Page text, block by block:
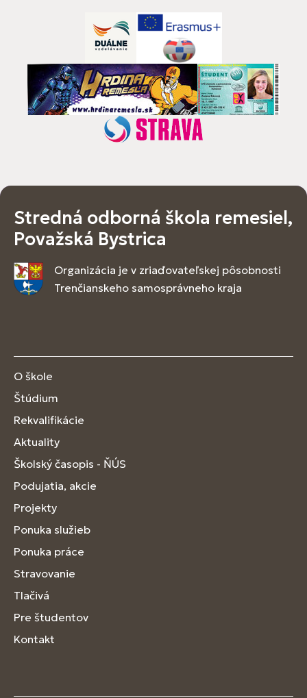
Stredná odborná škola remesiel,
Považská Bystrica
Organizácia je v zriaďovateľskej pôsobnosti
Trenčianskeho samosprávneho kraja
O škole
Štúdium
Rekvalifikácie
Aktuality
Školský časopis - ŇÚS
Podujatia, akcie
Projekty
Ponuka služieb
Ponuka práce
Stravovanie
Tlačivá
Pre študentov
Kontakt